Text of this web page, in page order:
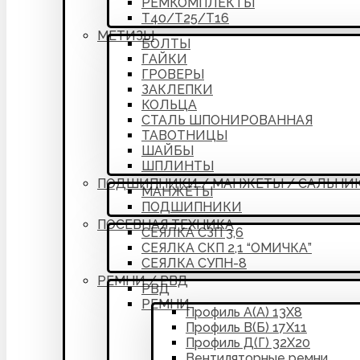
Т40/Т25/Т16
МЕТИЗЫ
БОЛТЫ
ГАЙКИ
ГРОВЕРЫ
ЗАКЛЕПКИ
КОЛЬЦА
СТАЛЬ ШПОНИРОВАННАЯ
ТАВОТНИЦЫ
ШАЙБЫ
ШПЛИНТЫ
ПОДШИПНИКИ / МАНЖЕТЫ /
МАНЖЕТЫ
ПОДШИПНИКИ
ПОСЕВНАЯ ТЕХНИКА
СЕЯЛКА СЗП 3,6
СЕЯЛКА СКП 2,1 “ОМИЧКА”
СЕЯЛКА СУПН-8
РЕМНИ / РВД
РВД
РЕМНИ
Профиль А(А) 13Х8
Профиль В(Б) 17Х11
Профиль Д(Г) 32Х20